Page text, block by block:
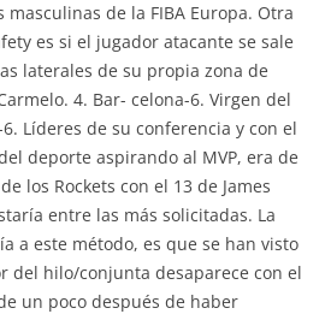
masculinas de la FIBA Europa. Otra
es si el jugador atacante se sale
laterales de su propia zona de
4. Bar- celona-6. Virgen del
Líderes de su conferencia y con el
deporte aspirando al MVP, era de
los Rockets con el 13 de James
entre las más solicitadas. La
a este método, es que se han visto
del hilo/conjunta desaparece con el
un poco después de haber